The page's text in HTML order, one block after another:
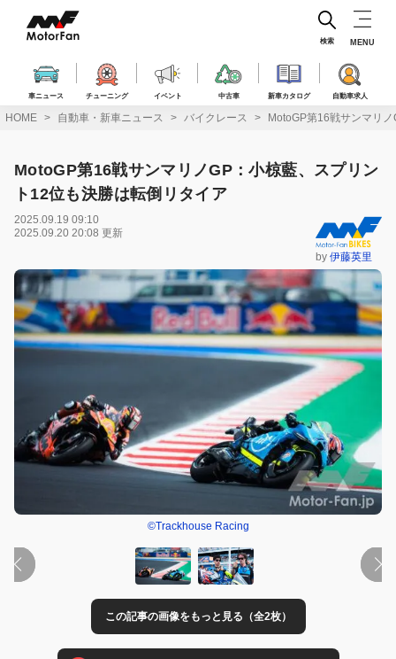
ス
車ニュース チューニング イベント 中古車 新車カタログ 自動車求人
検索 MENU
HOME 自動車・新車ニュース バイクレース MotoGP第16戦サンマリ
MotoGP第16戦サンマリノGP：小椋藍、スプリン
ト12位も決勝は転倒リタイア
2025.09.19 09:10
2025.09.20 20:08 更新
by伊藤英里
©Trackhouse Racing
この記事の画像をもっと見る（全2枚）